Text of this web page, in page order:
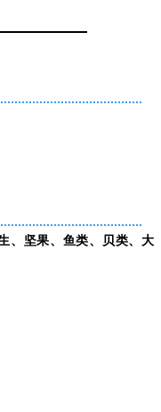
、坚果、鱼类、贝类、大